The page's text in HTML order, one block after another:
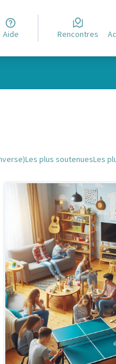
Aide Rencontres
Les plus soutenuesLes